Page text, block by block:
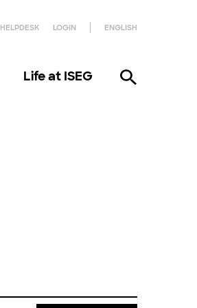
HELPDESK LOGIN ENGLISH
Life at ISEG